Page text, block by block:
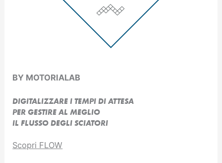
BY MOTORIALAB
DIGITALIZZARE I TEMPI DI ATTESA
PER GESTIRE AL MEGLIO
IL FLUSSO DEGLI SCIATORI
Scopri FLOW